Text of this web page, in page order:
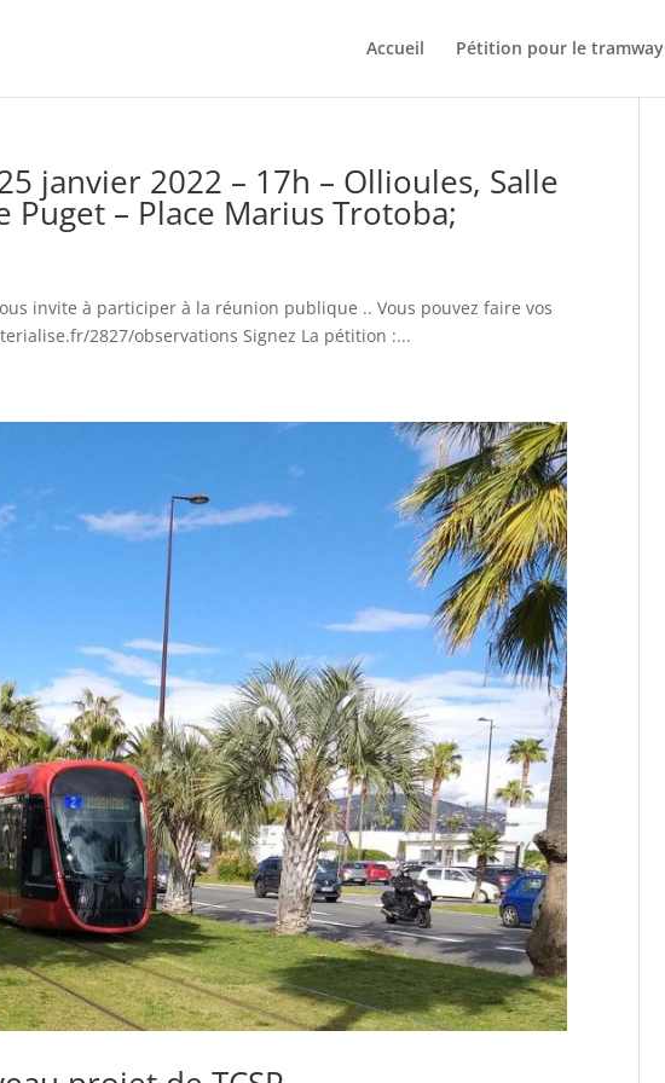
Accueil Pétition pour le tramway
janvier 2022 – 17h – Ollioules, Salle
Puget – Place Marius Trotoba;
invite à participer à la réunion publique .. Vous pouvez faire vos
2827/observations Signez La pétition :...